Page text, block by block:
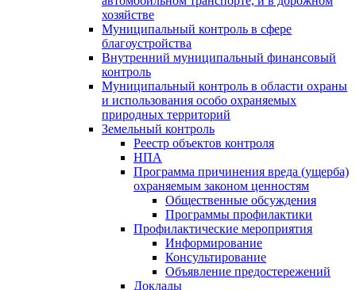
хозяйстве
Муниципальный контроль в сфере
благоустройства
Внутренний муниципальный финансовый
контроль
Муниципальный контроль в области охраны
и использования особо охраняемых
природных территорий
Земельный контроль
Реестр объектов контроля
НПА
Программа причинения вреда (ущерба)
охраняемым законом ценностям
Общественные обсуждения
Программы профилактики
Профилактические мероприятия
Информирование
Консультирование
Объявление предостережений
Доклады